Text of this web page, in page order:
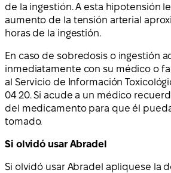
de la ingestión. A esta hipotensión
aumento de la tensión arterial
horas de la ingestión.
En caso de sobredosis o ingestión
inmediatamente con su médico o
al Servicio de Información
04 20. Si acude a un médico
del medicamento para que él
tomado.
Si olvidó usar Abradel
Si olvidó usar Abradel apliquese la